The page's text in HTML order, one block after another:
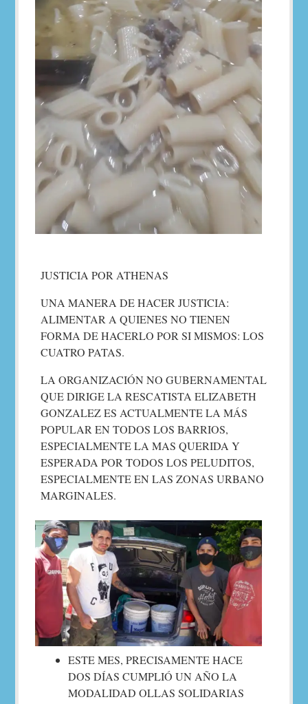
JUSTICIA POR ATHENAS
UNA MANERA DE HACER JUSTICIA:
ALIMENTAR A QUIENES NO TIENEN
FORMA DE HACERLO POR SI MISMOS: LOS
CUATRO PATAS.
LA ORGANIZACIÓN NO GUBERNAMENTAL
QUE DIRIGE LA RESCATISTA ELIZABETH
GONZALEZ ES ACTUALMENTE LA MÁS
POPULAR EN TODOS LOS BARRIOS,
ESPECIALMENTE LA MAS QUERIDA Y
ESPERADA POR TODOS LOS PELUDITOS,
ESPECIALMENTE EN LAS ZONAS URBANO
MARGINALES.
ESTE MES, PRECISAMENTE HACE
DOS DÍAS CUMPLIÓ UN AÑO LA
MODALIDAD OLLAS SOLIDARIAS